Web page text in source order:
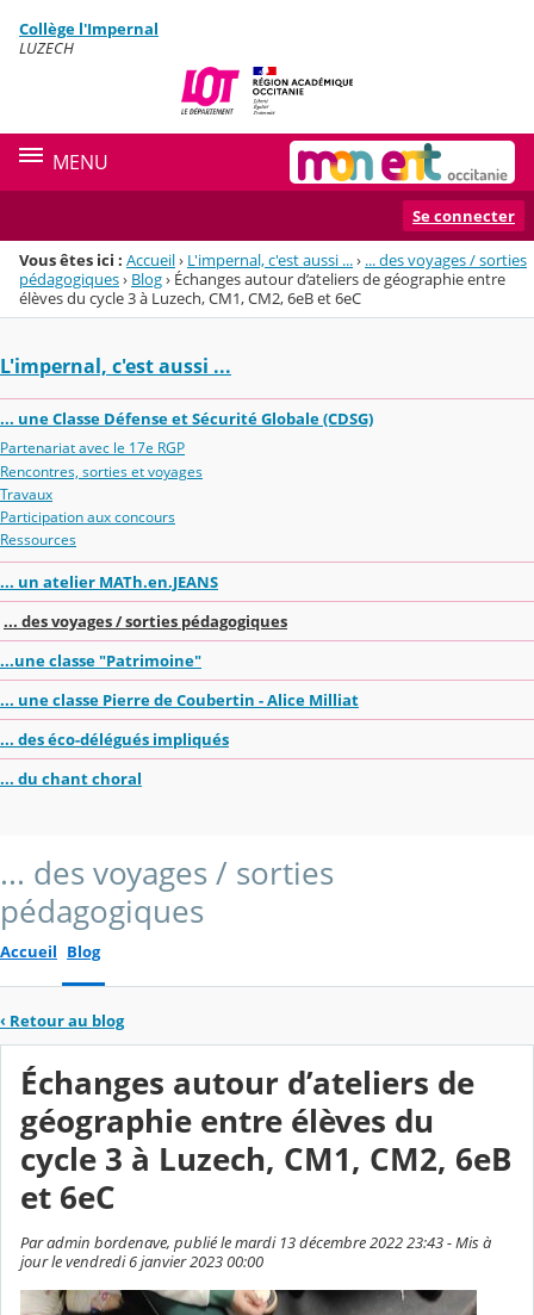
Menu de la rubrique
Contenu
Collège l'Impernal
LUZECH
MENU
Se connecter
Vous êtes ici : Accueil› L'impernal, c'est aussi ...› ... des voyages / sorties
pédagogiques› Blog› Échanges autour d’ateliers de géographie entre
élèves du cycle 3 à Luzech, CM1, CM2, 6eB et 6eC
L'impernal, c'est aussi ...
... une Classe Défense et Sécurité Globale (CDSG)
Partenariat avec le 17e RGP
Rencontres, sorties et voyages
Travaux
Participation aux concours
Ressources
... un atelier MATh.en.JEANS
... des voyages / sorties pédagogiques
...une classe "Patrimoine"
... une classe Pierre de Coubertin - Alice Milliat
... des éco-délégués impliqués
... du chant choral
... des voyages / sorties
pédagogiques
Accueil Blog
‹ Retour au blog
Échanges autour d’ateliers de
géographie entre élèves du
cycle 3 à Luzech, CM1, CM2, 6eB
et 6eC
Par admin bordenave, publié le mardi 13 décembre 2022 23:43 - Mis à
jour le vendredi 6 janvier 2023 00:00